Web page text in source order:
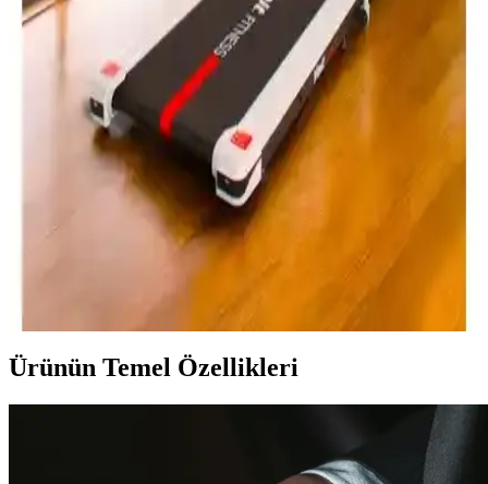
Dynamic Dynamıc Vinyl Dumbbell: Hafif ve Çok
Yönlü Evde Kullanım İçin Uygun Ağırlık Seçeneği
Dynamic Dynamıc vinyl dambıl, 4 kg ağırlığında, dayanıklı vinil
kaplamasıyla konfor ve uzun ömür sağlar. Evde hafif egzersiz ve
rehabilitasyon için ideal, kullanımı kolay ve uygun fiyatlı bir spor
ekipmanıdır.
Voit Powerfit Koşu Bandı: Evde Kullanım İçin
Gelişmiş ve Kullanışlı Fitness Cihazı
Voit Powerfit Koşu Bandı, sessiz çalışması, ayarlanabilir eğim ve hız
Ürünün Temel Özellikleri